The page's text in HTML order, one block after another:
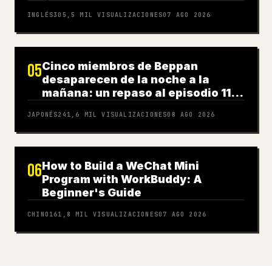
INGLÉS305,5 MIL VISUALIZACIONES07 AGO 2026
05Cinco miembros de Beppan
desaparecen de la noche a la
mañana: un repaso al episodio 11
JAPONÉS241,6 MIL VISUALIZACIONES08 AGO 2026
06How to Build a WeChat Mini
Program with WorkBuddy: A
Beginner's Guide
CHINO 161,8 MIL VISUALIZACIONES07 AGO 2026